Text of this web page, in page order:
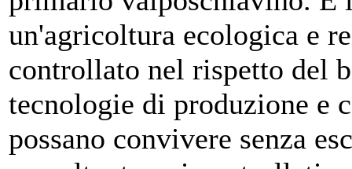
un'agricoltura ecologica e
controllato nel rispetto del
tecnologie di produzione e
possano convivere senza